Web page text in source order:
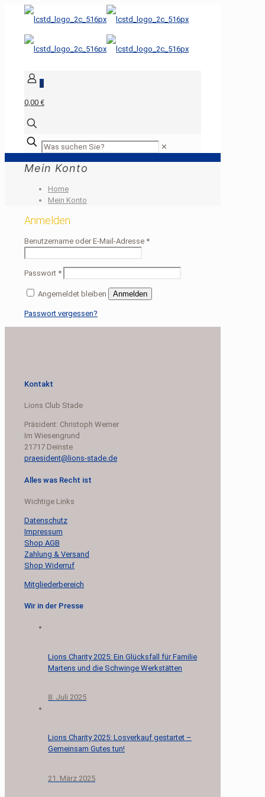
0
0,00 €
✕
Mein Konto
Home
Mein Konto
Anmelden
Benutzername oder E-Mail-Adresse *
Passwort *
Angemeldet bleiben Anmelden
Passwort vergessen?
Kontakt
Lions Club Stade
Präsident: Christoph Werner
Im Wiesengrund
21717 Deinste
praesident@lions-stade.de
Alles was Recht ist
Wichtige Links
Datenschutz
Impressum
Shop AGB
Zahlung & Versand
Shop Widerruf
Mitgliederbereich
Wir in der Presse
Lions Charity 2025: Ein Glücksfall für Familie
Martens und die Schwinge Werkstätten
8. Juli 2025
Lions Charity 2025: Losverkauf gestartet –
Gemeinsam Gutes tun!
21. März 2025